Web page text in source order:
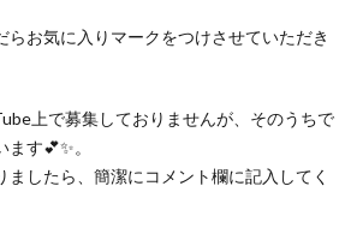
らお気に入りマークをつけさせていただき
上で募集しておりませんが、そのうちで
す💕✨。
したら、簡潔にコメント欄に記入してく